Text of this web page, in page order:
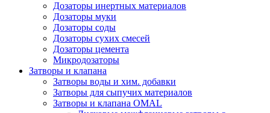
Дозаторы инертных материалов
Дозаторы муки
Дозаторы соды
Дозаторы сухих смесей
Дозаторы цемента
Микродозаторы
Затворы и клапана
Затворы воды и хим. добавки
Затворы для сыпучих материалов
Затворы и клапана OMAL